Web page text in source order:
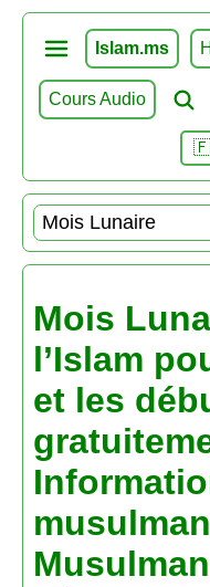
Islam.ms
Cours Audio
Mois
l’Islam
et les